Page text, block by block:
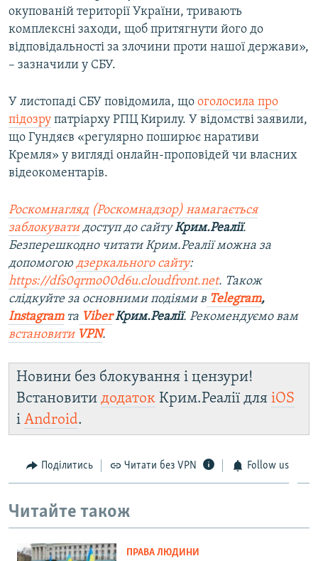
окупованій території України, тривають
комплексні заходи, щоб притягнути його до
відповідальності за злочини проти нашої держави»,
– зазначили у СБУ.
У листопаді СБУ повідомила, що оголосила про
підозру патріарху РПЦ Кирилу. У відомстві заявили,
що Гундяєв «регулярно поширює наративи
Кремля» у вигляді онлайн-проповідей чи власних
відеокоментарів.
Роскомнагляд (Роскомнадзор) намагається
заблокуватидоступ до сайтуКрим.Реалії.
Безперешкодно читати Крим.Реалії можна за
допомогою дзеркального сайту:
https://dfs0qrmo00d6u.cloudfront.net. Також
слідкуйте за основними подіями в Telegram,
Instagramта ViberКрим.Реалії. Рекомендуємо вам
встановити VPN.
Новини без блокування і цензури!
Встановити додаток Крим.Реалії для iOS
і Android.
Поділитись Читати без VPN Follow us
Читайте також
ПРАВА ЛЮДИНИ